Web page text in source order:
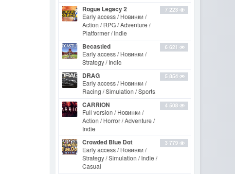
7 223
Rogue Legacy 2
Early access / Новинки /
Action / RPG / Adventure /
Platformer / Indie
6 621
Becastled
Early access / Новинки /
Strategy / Indie
5 854
DRAG
Early access / Новинки /
Racing / Simulation / Sports
4 508
CARRION
Full version / Новинки /
Action / Horror / Adventure /
Indie
3 779
Crowded Blue Dot
Early access / Новинки /
Strategy / Simulation / Indie /
Casual